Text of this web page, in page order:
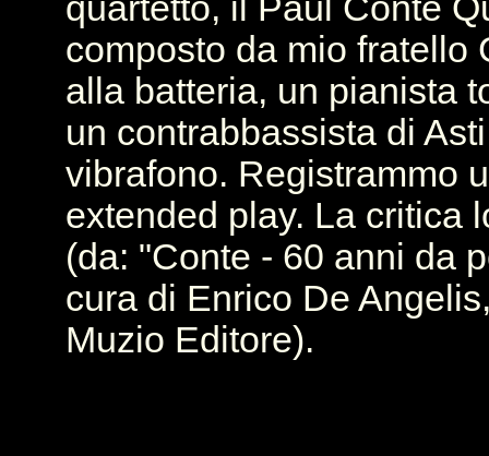
quartetto, il Paul Conte
composto da mio fratello
alla batteria, un pianista
un contrabbassista di
vibrafono. Registrammo
extended play. La critica
(da: "Conte - 60 anni da
cura di Enrico De
Muzio Editore).